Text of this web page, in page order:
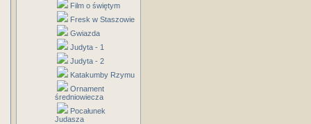
Film o świętym
Fresk w Staszowie
Gwiazda
Judyta - 1
Judyta - 2
Katakumby Rzymu
Ornament
średniowiecza
Pocałunek
Judasza